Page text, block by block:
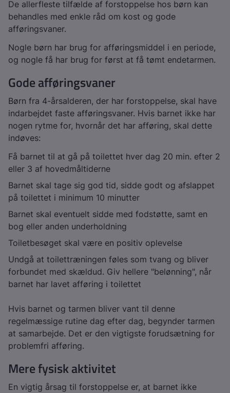
De allerfleste tilfælde af forstoppelse hos børn kan
behandles med enkle råd om kost og gode
afføringsvaner.
Nogle børn har brug for afføringsmiddel i en periode,
og nogle få har brug for først at få tømt endetarmen.
Gode afføringsvaner
Børn fra 4-årsalderen, der har forstoppelse, skal have
indarbejdet faste afføringsvaner. Hvis barnet ikke har
nogen rytme for, hvornår det har afføring, skal dette
indøves:
Få barnet til at gå på toilettet hver dag 20 min. efter 2
eller 3 af hovedmåltiderne
Barnet skal tage sig god tid, sidde godt og afslappet
på toilettet i minimum 10 minutter
Barnet skal eventuelt sidde med fodstøtte, samt en
bog eller anden underholdning
Toiletbesøget skal være en positiv oplevelse
Undgå at toilettræningen føles som tvang og bliver
forbundet med skældud. Giv hellere "belønning", når
barnet har lavet afføring i toilettet
Hvis barnet og tarmen bliver vant til denne
regelmæssige rutine dag efter dag, begynder tarmen
at samarbejde. Det er den vigtigste forudsætning for
problemfri afføring.
Mere fysisk aktivitet
En vigtig årsag til forstoppelse er, at barnet ikke